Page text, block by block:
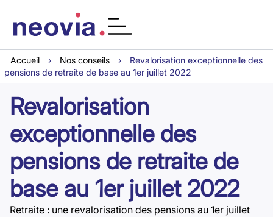
Accueil › Nos conseils ›
Revalorisation exceptionnelle des
pensions de retraite de base au 1er juillet 2022
Revalorisation
exceptionnelle des
pensions de retraite de
base au 1er juillet 2022
Retraite : une revalorisation des pensions au 1er juillet